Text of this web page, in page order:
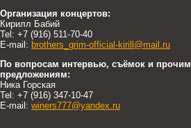
Организация концертов:
Кирилл Бабий
Tel: +7 (916) 511-70-40
E-mail: brothers_grim-official-kirill@mail.ru
По вопросам интервью, съёмок и прочим
предложениям:
Ника Горская
Tel: +7 (916) 347-10-47
E-mail: winers777@yandex.ru